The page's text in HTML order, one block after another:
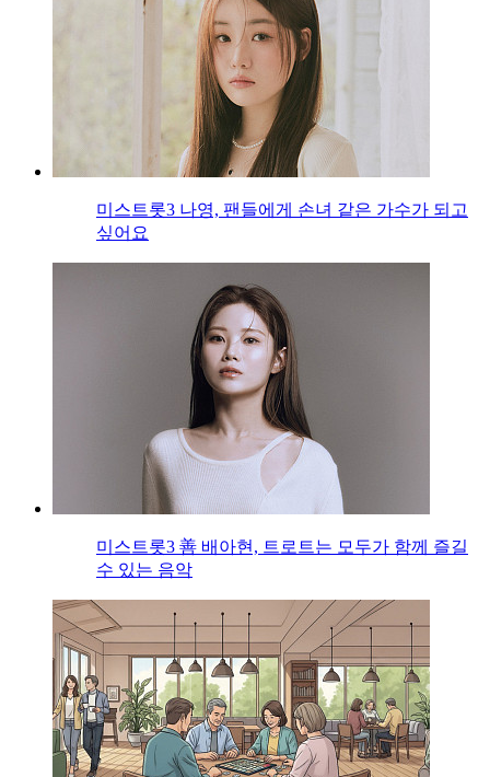
미스트롯3 나영, 팬들에게 손녀 같은 가수가 되고
싶어요
미스트롯3 善 배아현, 트로트는 모두가 함께 즐길
수 있는 음악